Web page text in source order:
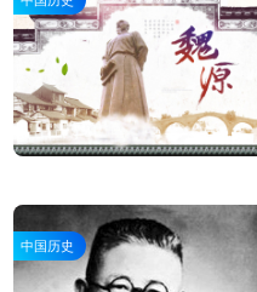
中国历史